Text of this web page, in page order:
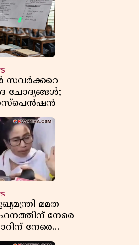
സവർക്കറെ
ചോദ്യങ്ങൾ;
മമത
നേരെ
നേരെ